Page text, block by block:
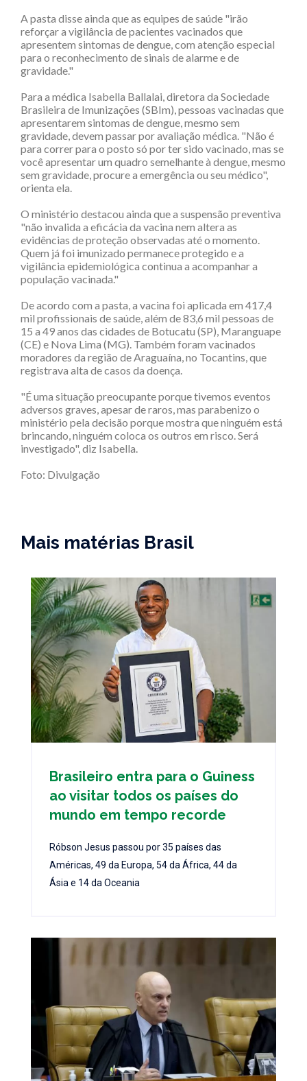
A pasta disse ainda que as equipes de saúde "irão
reforçar a vigilância de pacientes vacinados que
apresentem sintomas de dengue, com atenção especial
para o reconhecimento de sinais de alarme e de
gravidade."
Para a médica Isabella Ballalai, diretora da Sociedade
Brasileira de Imunizações (SBIm), pessoas vacinadas que
apresentarem sintomas de dengue, mesmo sem
gravidade, devem passar por avaliação médica. "Não é
para correr para o posto só por ter sido vacinado, mas se
você apresentar um quadro semelhante à dengue, mesmo
sem gravidade, procure a emergência ou seu médico",
orienta ela.
O ministério destacou ainda que a suspensão preventiva
"não invalida a eficácia da vacina nem altera as
evidências de proteção observadas até o momento.
Quem já foi imunizado permanece protegido e a
vigilância epidemiológica continua a acompanhar a
população vacinada."
De acordo com a pasta, a vacina foi aplicada em 417,4
mil profissionais de saúde, além de 83,6 mil pessoas de
15 a 49 anos das cidades de Botucatu (SP), Maranguape
(CE) e Nova Lima (MG). Também foram vacinados
moradores da região de Araguaína, no Tocantins, que
registrava alta de casos da doença.
"É uma situação preocupante porque tivemos eventos
adversos graves, apesar de raros, mas parabenizo o
ministério pela decisão porque mostra que ninguém está
brincando, ninguém coloca os outros em risco. Será
investigado", diz Isabella.
Foto: Divulgação
Mais matérias Brasil
Brasileiro entra para o Guiness
ao visitar todos os países do
mundo em tempo recorde
Róbson Jesus passou por 35 países das
Américas, 49 da Europa, 54 da África, 44 da
Ásia e 14 da Oceania